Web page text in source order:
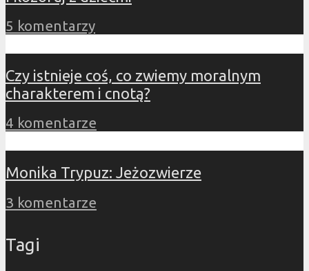
5 komentarzy
Czy istnieje coś, co zwiemy moralnym
charakterem i cnotą?
4 komentarze
Monika Trypuz: Jeżozwierze
3 komentarze
Tagi